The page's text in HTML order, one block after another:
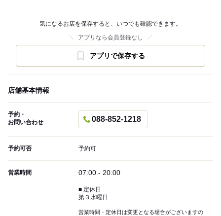
気になるお店を保存すると、いつでも確認できます。
アプリなら会員登録なし
アプリで保存する
店舗基本情報
予約・
お問い合わせ
088-852-1218
予約可否 予約可
営業時間 07:00 - 20:00
■ 定休日
第３水曜日
営業時間・定休日は変更となる場合がございますの